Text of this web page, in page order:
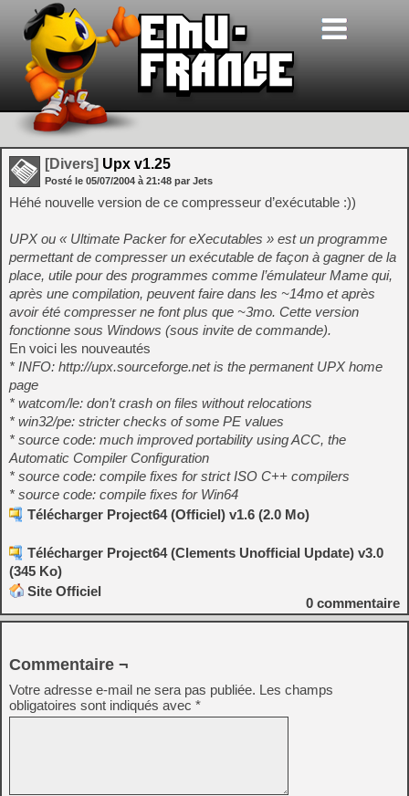
[Divers] Upx v1.25
Posté le 05/07/2004 à 21:48 par Jets
Héhé nouvelle version de ce compresseur d’exécutable :))
UPX ou « Ultimate Packer for eXecutables » est un programme
permettant de compresser un exécutable de façon à gagner de la
place, utile pour des programmes comme l’émulateur Mame qui,
après une compilation, peuvent faire dans les ~14mo et après
avoir été compresser ne font plus que ~3mo. Cette version
fonctionne sous Windows (sous invite de commande).
En voici les nouveautés
* INFO: http://upx.sourceforge.net is the permanent UPX home
page
* watcom/le: don’t crash on files without relocations
* win32/pe: stricter checks of some PE values
* source code: much improved portability using ACC, the
Automatic Compiler Configuration
* source code: compile fixes for strict ISO C++ compilers
* source code: compile fixes for Win64
Télécharger Project64 (Officiel) v1.6 (2.0 Mo)
Télécharger Project64 (Clements Unofficial Update) v3.0
(345 Ko)
Site Officiel
0 commentaire
Commentaire ¬
Votre adresse e-mail ne sera pas publiée. Les champs
obligatoires sont indiqués avec *